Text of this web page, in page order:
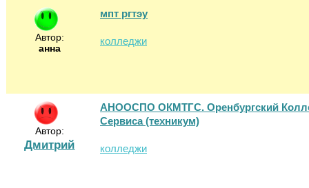
Автор:
анна
мпт ргтэу
колледжи
Автор:
Дмитрий
АНООСПО ОКМТГС. Оренбургский
Сервиса (техникум)
колледжи